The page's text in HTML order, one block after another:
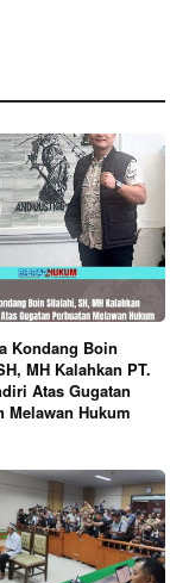
Kondang Boin
MH Kalahkan PT.
Atas Gugatan
Melawan Hukum